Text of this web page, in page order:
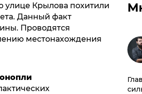
улице Крылова похитили
Данный факт
Проводятся
местонахождения